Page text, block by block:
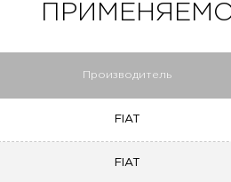
Производитель
FIAT
FIAT